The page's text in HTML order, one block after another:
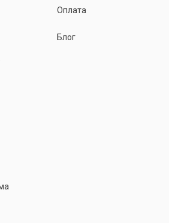
Оплата
Блог